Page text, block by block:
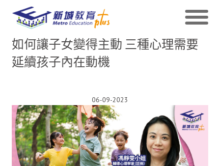
如何讓子女變得主動 三種心理需要
延續孩子內在動機
06-09-2023